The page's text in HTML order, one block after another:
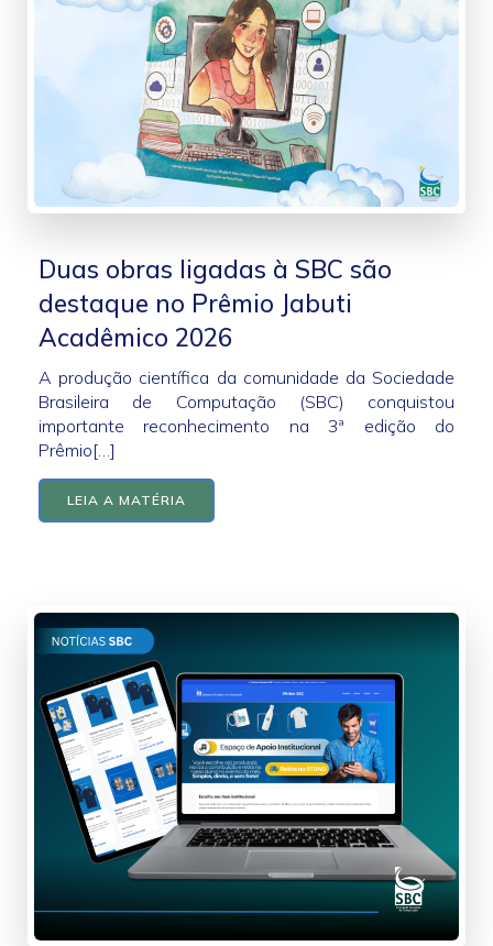
Duas obras ligadas à SBC são
destaque no Prêmio Jabuti
Acadêmico 2026
A produção científica da comunidade da Sociedade
Brasileira de Computação (SBC) conquistou
importante reconhecimento na 3ª edição do
Prêmio[…]
LEIA A MATÉRIA